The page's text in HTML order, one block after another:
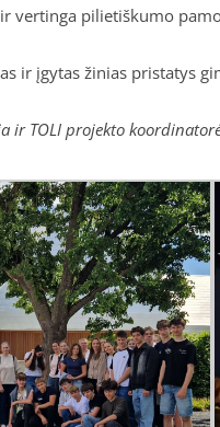
vertinga pilietiškumo
ir įgytas žinias pristatys
ir TOLI projekto